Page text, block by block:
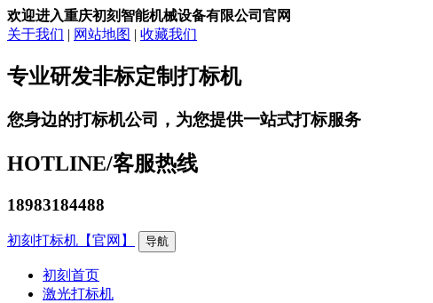
欢迎进入重庆初刻智能机械设备有限公司官网
关于我们 | 网站地图 | 收藏我们
专业研发非标定制打标机
您身边的打标机公司，为您提供一站式打标服务
HOTLINE/客服热线
18983184488
初刻打标机【官网】 导航
初刻首页
激光打标机